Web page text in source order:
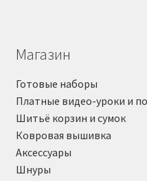
Магазин
Готовые наборы
Платные видео-уроки и
Шитьё корзин и сумок
Ковровая вышивка
Аксессуары
Шнуры